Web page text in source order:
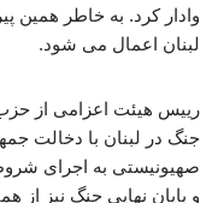
وادار کرد. به خاطر همین
لبنان اعمال می شود.
رییس هیئت اعزامی از
جنگ در لبنان با دخالت
صهیونیستی به اجرای
و پایان نهایی جنگ نیز